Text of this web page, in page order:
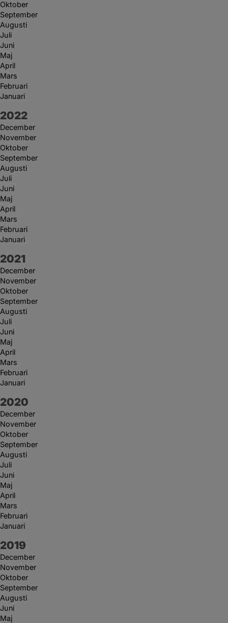
Oktober
September
Augusti
Juli
Juni
Maj
April
Mars
Februari
Januari
År:
2022
December
November
Oktober
September
Augusti
Juli
Juni
Maj
April
Mars
Februari
Januari
År:
2021
December
November
Oktober
September
Augusti
Juli
Juni
Maj
April
Mars
Februari
Januari
År:
2020
December
November
Oktober
September
Augusti
Juli
Juni
Maj
April
Mars
Februari
Januari
År:
2019
December
November
Oktober
September
Augusti
Juni
Maj